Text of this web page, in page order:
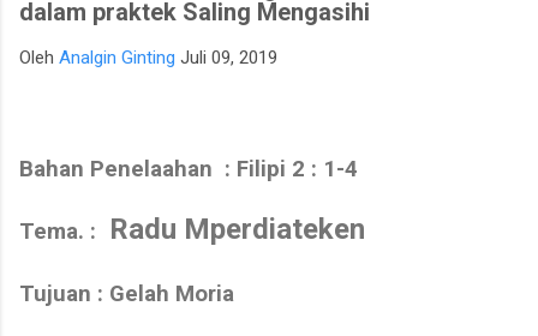
para talenta muda berpotensi tinggi seperti IM Satria Duta
Cahaya dan IM Nayaka Budhidharma. Sementara itu, Tim Putri
dalam praktek Saling Mengasihi
Oleh Analgin Ginting Juli 09, 2019
Bahan Penelaahan : Filipi 2 : 1-4
Tema. : Radu Mperdiateken
Tujuan : Gelah Moria